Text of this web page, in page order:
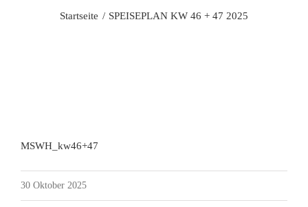
Startseite SPEISEPLAN KW 46 + 47 2025
MSWH_kw46+47
30 Oktober 2025